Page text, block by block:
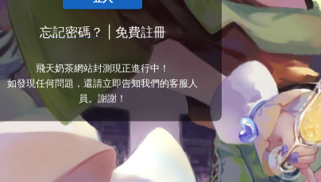
忘記密碼？ 免費註冊
飛天奶茶網站封測現正進行中！
如發現任何問題，還請立即告知我們的客服人
員。謝謝！